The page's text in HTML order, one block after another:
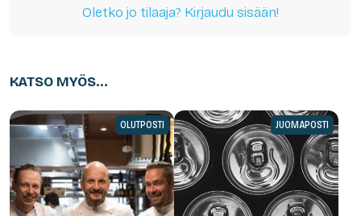
Oletko jo tilaaja? Kirjaudu sisään!
KATSO MYÖS...
OLUTPOSTI JUOMAPOSTI